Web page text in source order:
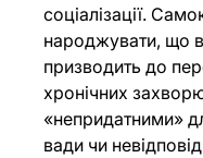
соціалізації.
народжувати, що
призводить до
хронічних
«непридатними»
вади чи